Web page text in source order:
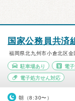
国家公務員共済
福岡県北九州市小倉北区金
駐車場あり 電
電子処方せん対応
朝（8:30〜）